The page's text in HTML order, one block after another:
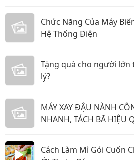
Chức Năng Của Máy
Hệ Thống Điện
Tặng quà cho người
lý?
MÁY XAY ĐẬU NÀNH
NHANH, TÁCH BÃ HIỆU
Cách Làm Mì Gói Cuốn